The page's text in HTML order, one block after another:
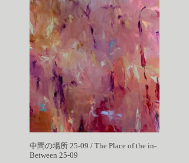
中間の場所 25-09 / The Place of the in-
Between 25-09